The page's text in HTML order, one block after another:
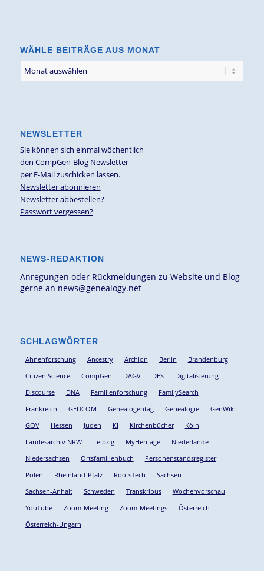
WÄHLE BEITRÄGE AUS MONAT
NEWSLETTER
Sie können sich einmal wöchentlich
den CompGen-Blog Newsletter
per E-Mail zuschicken lassen.
Newsletter abonnieren
Newsletter abbestellen?
Passwort vergessen?
NEWS-REDAKTION
Anregungen oder Rückmeldungen zu Website und Blog
gerne an news@genealogy.net
SCHLAGWÖRTER
Ahnenforschung Ancestry Archion Berlin
Brandenburg
Citizen Science
CompGen DAGV DES
Digitalisierung
Discourse
DNA Familienforschung
FamilySearch
Frankreich
GEDCOM Genealogentag Genealogie
GenWiki
GOV
Hessen Juden KI Kirchenbücher
Köln
Landesarchiv NRW
Leipzig MyHeritage
Niederlande
Niedersachsen
Ortsfamilienbuch
Personenstandsregister
Polen
Rheinland-Pfalz RootsTech
Sachsen
Sachsen-Anhalt
Schweden Transkribus
Wochenvorschau
YouTube
Zoom-Meeting Zoom-Meetings
Österreich
Österreich-Ungarn